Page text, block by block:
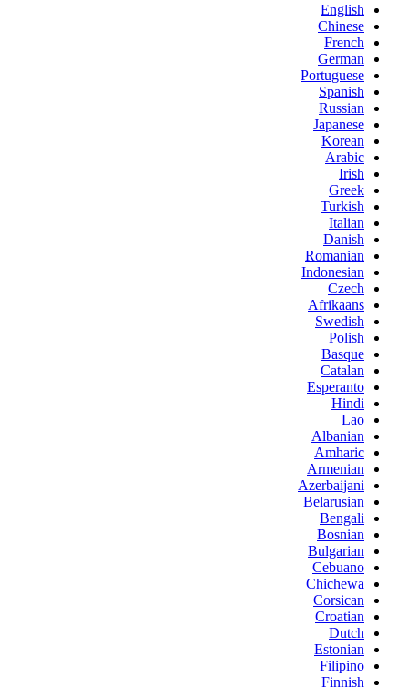
English
Chinese
French
German
Portuguese
Spanish
Russian
Japanese
Korean
Arabic
Irish
Greek
Turkish
Italian
Danish
Romanian
Indonesian
Czech
Afrikaans
Swedish
Polish
Basque
Catalan
Esperanto
Hindi
Lao
Albanian
Amharic
Armenian
Azerbaijani
Belarusian
Bengali
Bosnian
Bulgarian
Cebuano
Chichewa
Corsican
Croatian
Dutch
Estonian
Filipino
Finnish